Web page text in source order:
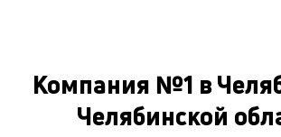
Колода березовая
Опилки
Компания №1 в
Челябинской